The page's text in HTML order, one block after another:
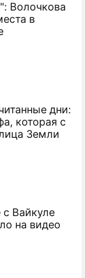
Волочкова
в
дни:
которая с
Земли
Вайкуле
на видео